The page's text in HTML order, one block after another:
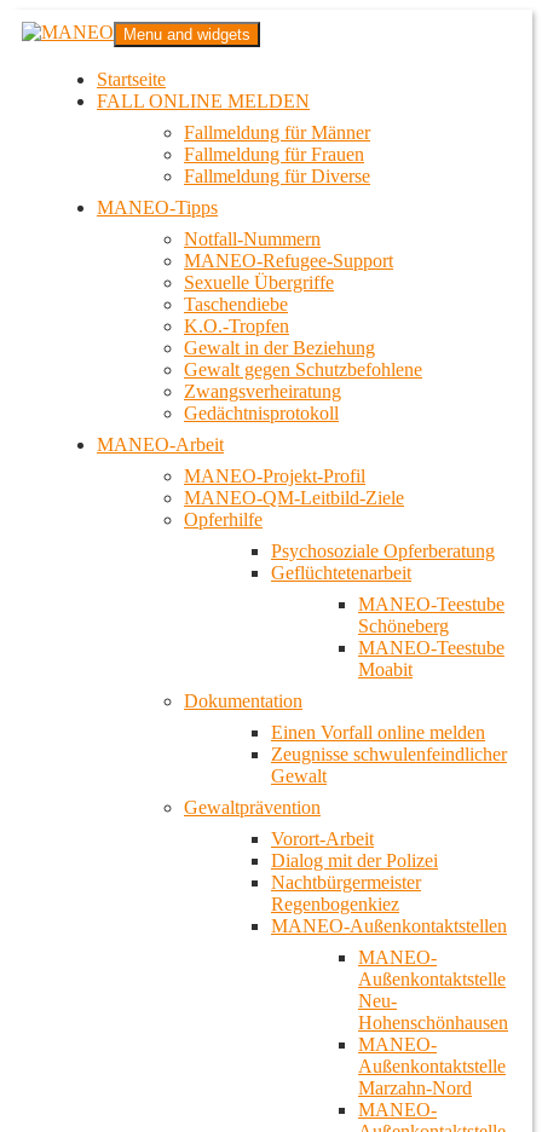
Zum
InhaltMANEO
Das schwule Anti-Gewalt-Projekt in Berlin
Menu and widgets
Startseite
FALL ONLINE MELDEN
Fallmeldung für Männer
Fallmeldung für Frauen
Fallmeldung für Diverse
MANEO-Tipps
Notfall-Nummern
MANEO-Refugee-Support
Sexuelle Übergriffe
Taschendiebe
K.O.-Tropfen
Gewalt in der Beziehung
Gewalt gegen Schutzbefohlene
Zwangsverheiratung
Gedächtnisprotokoll
MANEO-Arbeit
MANEO-Projekt-Profil
MANEO-QM-Leitbild-Ziele
Opferhilfe
Psychosoziale Opferberatung
Geflüchtetenarbeit
MANEO-Teestube
Schöneberg
MANEO-Teestube
Moabit
Dokumentation
Einen Vorfall online melden
Zeugnisse schwulenfeindlicher
Gewalt
Gewaltprävention
Vorort-Arbeit
Dialog mit der Polizei
Nachtbürgermeister
Regenbogenkiez
MANEO-Außenkontaktstellen
MANEO-
Außenkontaktstelle
Neu-
Hohenschönhausen
MANEO-
Außenkontaktstelle
Marzahn-Nord
MANEO-